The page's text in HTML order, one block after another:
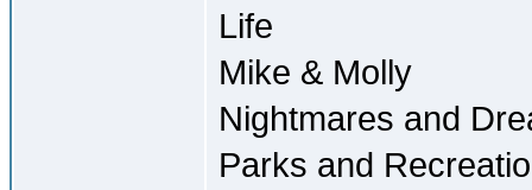
Life
Mike & Molly
Nightmares and
Parks and